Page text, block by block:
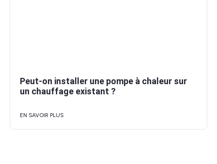
Peut-on installer une pompe à chaleur sur
un chauffage existant ?
EN SAVOIR PLUS